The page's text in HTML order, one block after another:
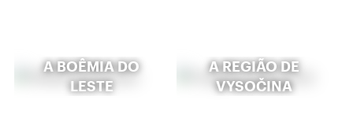
A BOÊMIA DO
LESTE
A REGIÃO DE
VYSOČINA